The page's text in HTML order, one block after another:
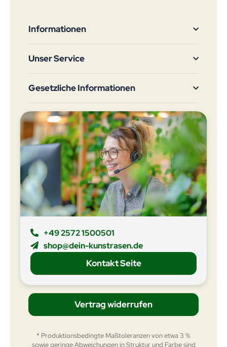
Informationen
Unser Service
Gesetzliche Informationen
+49 2572 1500501
shop@dein-kunstrasen.de
Kontakt Seite
Vertrag widerrufen
* Produktionsbedingte Maßtoleranzen von etwa 3 %
sowie geringe Abweichungen in Struktur und Farbe sind